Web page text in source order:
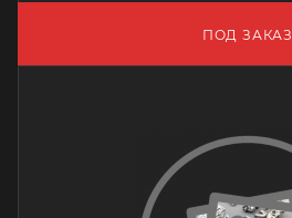
ПОД ЗАКАЗ